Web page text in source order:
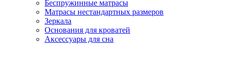
Беспружинные матрасы
Матрасы нестандартных размеров
Зеркала
Основания для кроватей
Аксессуары для сна